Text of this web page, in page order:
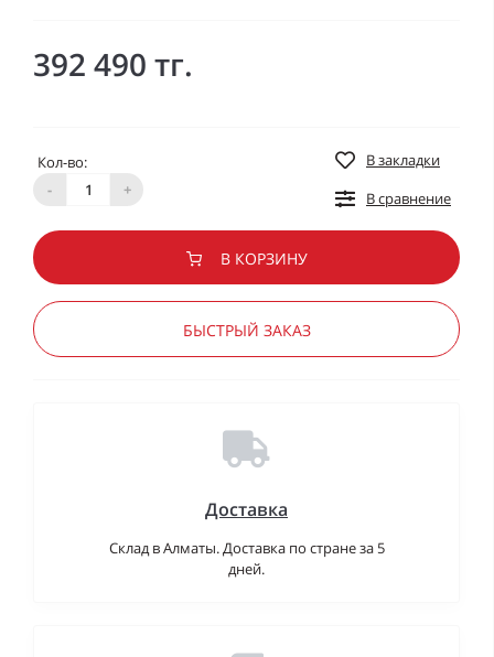
392 490 тг.
Кол-во:
-
+
В закладки
В сравнение
В КОРЗИНУ
БЫСТРЫЙ ЗАКАЗ
Доставка
Склад в Алматы. Доставка по стране за 5
дней.